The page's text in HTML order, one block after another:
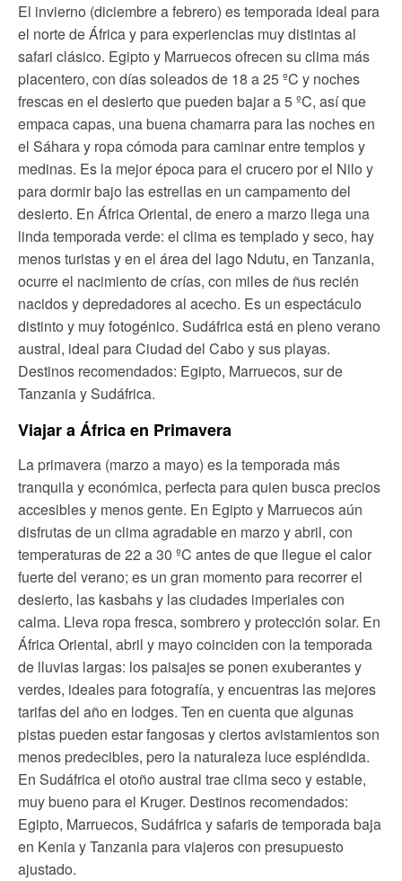
El invierno (diciembre a febrero) es temporada ideal para
el norte de África y para experiencias muy distintas al
safari clásico. Egipto y Marruecos ofrecen su clima más
placentero, con días soleados de 18 a 25 ºC y noches
frescas en el desierto que pueden bajar a 5 ºC, así que
empaca capas, una buena chamarra para las noches en
el Sáhara y ropa cómoda para caminar entre templos y
medinas. Es la mejor época para el crucero por el Nilo y
para dormir bajo las estrellas en un campamento del
desierto. En África Oriental, de enero a marzo llega una
linda temporada verde: el clima es templado y seco, hay
menos turistas y en el área del lago Ndutu, en Tanzania,
ocurre el nacimiento de crías, con miles de ñus recién
nacidos y depredadores al acecho. Es un espectáculo
distinto y muy fotogénico. Sudáfrica está en pleno verano
austral, ideal para Ciudad del Cabo y sus playas.
Destinos recomendados: Egipto, Marruecos, sur de
Tanzania y Sudáfrica.
Viajar a África en Primavera
La primavera (marzo a mayo) es la temporada más
tranquila y económica, perfecta para quien busca precios
accesibles y menos gente. En Egipto y Marruecos aún
disfrutas de un clima agradable en marzo y abril, con
temperaturas de 22 a 30 ºC antes de que llegue el calor
fuerte del verano; es un gran momento para recorrer el
desierto, las kasbahs y las ciudades imperiales con
calma. Lleva ropa fresca, sombrero y protección solar. En
África Oriental, abril y mayo coinciden con la temporada
de lluvias largas: los paisajes se ponen exuberantes y
verdes, ideales para fotografía, y encuentras las mejores
tarifas del año en lodges. Ten en cuenta que algunas
pistas pueden estar fangosas y ciertos avistamientos son
menos predecibles, pero la naturaleza luce espléndida.
En Sudáfrica el otoño austral trae clima seco y estable,
muy bueno para el Kruger. Destinos recomendados:
Egipto, Marruecos, Sudáfrica y safaris de temporada baja
en Kenia y Tanzania para viajeros con presupuesto
ajustado.